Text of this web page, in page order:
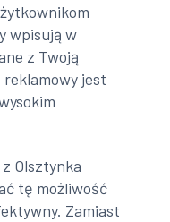
wpisują w
z Twoją
jest
Olsztynka
tę możliwość
Zamiast